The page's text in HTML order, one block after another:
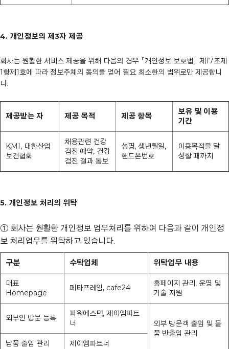
4. 개인정보의 제3자 제공
회사는 원활한 서비스 제공을 위해 다음의 경우 「개인정보 보호법」 제17조제
1항제1호에 따라 정보주체의 동의를 얻어 필요 최소한의 범위로만 제공합니
다.
제공받는 자 제공 목적 제공 항목
보유 및 이용
기간
KMI, 대한산업
보건협회
채용관련 건강
검진 예약, 건강
검진 결과 통보
성명, 생년월일,
핸드폰번호
이용목적을 달
성할 때까지
5. 개인정보 처리의 위탁
① 회사는 원활한 개인정보 업무처리를 위하여 다음과 같이 개인정
보 처리업무를 위탁하고 있습니다.
구분 수탁업체 위탁업무 내용
대표
Homepage
페타프레임, cafe24
홈페이지 관리, 운영 및
기술 지원
외부인 방문 등록
파워에스텍, 제이엠파트
너
외부 방문객 출입 및 물
품 반출입 관리
납품 출입 관리
제이엠파트너